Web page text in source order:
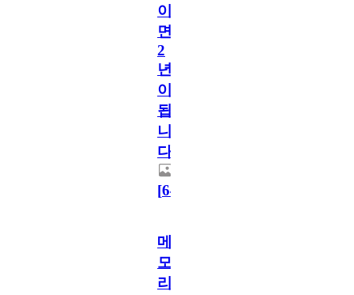
이
면
2
년
이
됩
니
다.
[64
메
모
리